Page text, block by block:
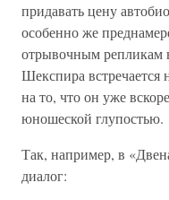
придавать цену
особенно же
отрывочным репликам
Шекспира
на то, что он уже
юношеской глупостью.
Так, например, в
диалог: